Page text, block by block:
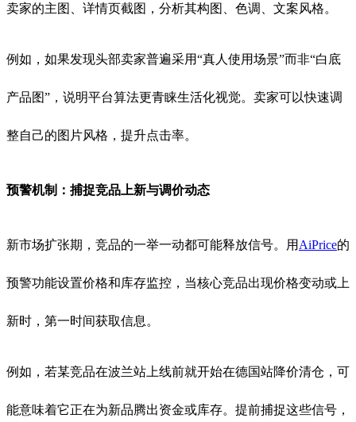
卖家的主图、详情页截图，分析其构图、色调、文案风格。
例如，如果发现头部卖家普遍采用“真人使用场景”而非“白底
产品图”，说明平台算法更青睐生活化视觉。卖家可以快速调
整自己的图片风格，提升点击率。
预警机制：捕捉竞品上新与调价动态
新市场扩张期，竞品的一举一动都可能释放信号。用 AiPrice的
预警功能设置价格和库存监控，当核心竞品出现价格变动或上
新时，第一时间获取信息。
例如，若某竞品在波兰站上线前就开始在德国站降价清仓，可
能意味着它正在为新品腾出资金或库存。提前捕捉这些信号，